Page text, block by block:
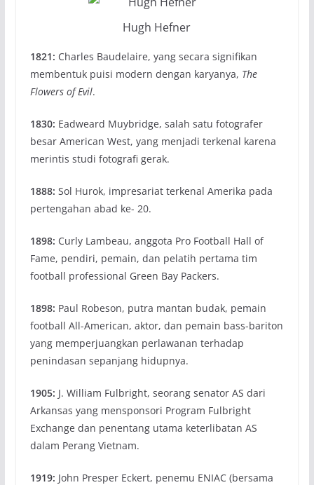
Hugh Hefner
1821: Charles Baudelaire, yang secara signifikan
membentuk puisi modern dengan karyanya, The
Flowers of Evil.
1830: Eadweard Muybridge, salah satu fotografer
besar American West, yang menjadi terkenal karena
merintis studi fotografi gerak.
1888: Sol Hurok, impresariat terkenal Amerika pada
pertengahan abad ke- 20.
1898: Curly Lambeau, anggota Pro Football Hall of
Fame, pendiri, pemain, dan pelatih pertama tim
football professional Green Bay Packers.
1898: Paul Robeson, putra mantan budak, pemain
football All-American, aktor, dan pemain bass-bariton
yang memperjuangkan perlawanan terhadap
penindasan sepanjang hidupnya.
1905: J. William Fulbright, seorang senator AS dari
Arkansas yang mensponsori Program Fulbright
Exchange dan penentang utama keterlibatan AS
dalam Perang Vietnam.
1919: John Presper Eckert, penemu ENIAC (bersama